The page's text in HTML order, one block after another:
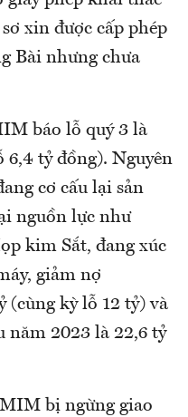
xin được cấp phép
Bài nhưng chưa
báo lỗ quý 3 là
6,4 tỷ đồng). Nguyên
cơ cấu lại sản
nguồn lực như
kim Sắt, đang xúc
giảm nợ
(cùng kỳ lỗ 12 tỷ) và
năm 2023 là 22,6 tỷ
bị ngừng giao